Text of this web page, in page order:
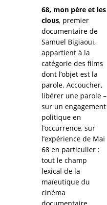
68, mon père et les
clous, premier
documentaire de
Samuel Bigiaoui,
appartient à la
catégorie des films
dont l’objet est la
parole. Accoucher,
libérer une parole –
sur un engagement
politique en
l’occurrence, sur
l’expérience de Mai
68 en particulier :
tout le champ
lexical de la
maïeutique du
cinéma